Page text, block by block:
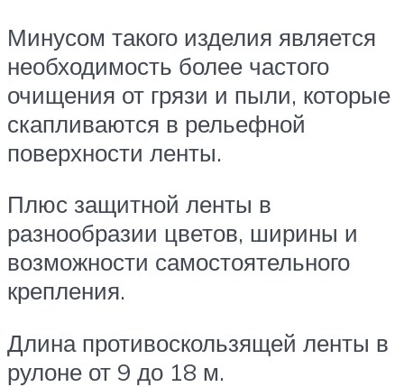
Минусом такого изделия является
необходимость более частого
очищения от грязи и пыли, которые
скапливаются в рельефной
поверхности ленты.
Плюс защитной ленты в
разнообразии цветов, ширины и
возможности самостоятельного
крепления.
Длина противоскользящей ленты в
рулоне от 9 до 18 м.